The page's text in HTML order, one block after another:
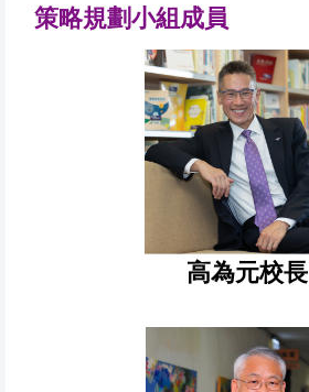
策略規劃小組成員
高為元校長